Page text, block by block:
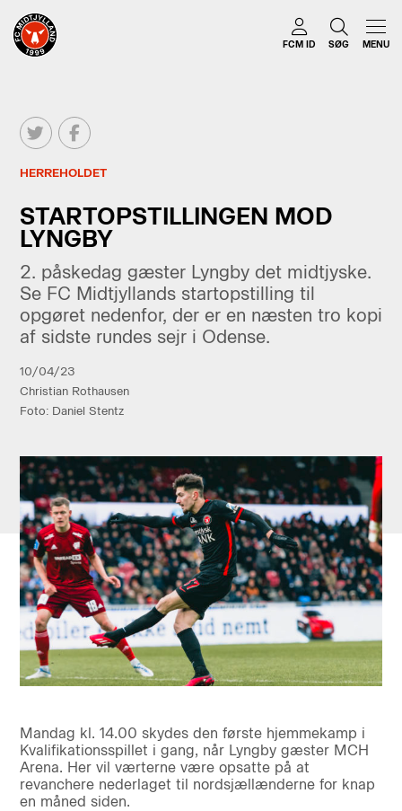
FCM ID SØG MENU
HERREHOLDET
STARTOPSTILLINGEN MOD
LYNGBY
2. påskedag gæster Lyngby det midtjyske.
Se FC Midtjyllands startopstilling til
opgøret nedenfor, der er en næsten tro kopi
af sidste rundes sejr i Odense.
10/04/23
Christian Rothausen
Foto: Daniel Stentz
Mandag kl. 14.00 skydes den første hjemmekamp i
Kvalifikationsspillet i gang, når Lyngby gæster MCH
Arena. Her vil værterne være opsatte på at
revanchere nederlaget til nordsjællænderne for knap
en måned siden.